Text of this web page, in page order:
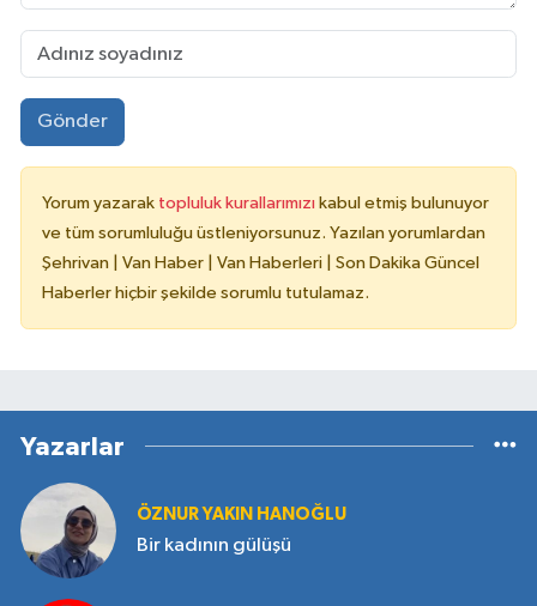
Gönder
Yorum yazarak topluluk kurallarımızı kabul etmiş bulunuyor
ve tüm sorumluluğu üstleniyorsunuz. Yazılan yorumlardan
Şehrivan | Van Haber | Van Haberleri | Son Dakika Güncel
Haberler hiçbir şekilde sorumlu tutulamaz.
Yazarlar
ÖZNUR YAKIN HANOĞLU
Bir kadının gülüşü